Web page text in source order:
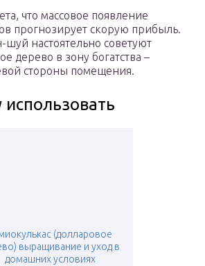
что массовое появление
прогнозирует скорую прибыль.
настоятельно советуют
дерево в зону богатства –
стороны помещения.
(долларовое
выращивание и уход в
домашних условиях